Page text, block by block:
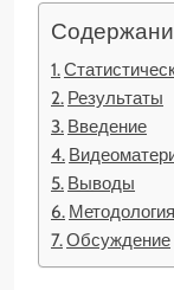
Результаты
Введение
Выводы
Методология
Обсуждение